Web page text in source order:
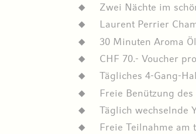
Zwei Nächte im
Laurent Perrier
30 Minuten Aroma
CHF 70.- Voucher
Tägliches 4-Gang-
Freie Benützung
Täglich wechselnde
Freie Teilnahme am